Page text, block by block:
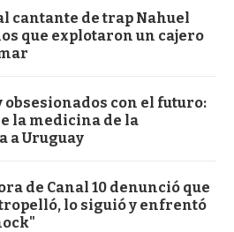
cantante de trap Nahuel
que explotaron un cajero
obsesionados con el futuro:
la medicina de la
a Uruguay
de Canal 10 denunció que
lo siguió y enfrentó